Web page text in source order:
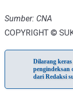
Sumber: CNA
COPYRIGHT ©
Dilarang
pengindeksan
dari Redaksi